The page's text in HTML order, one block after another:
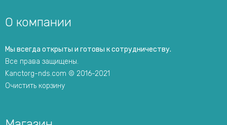
О компании
Мы всегда открыты и готовы к сотрудничеству.
Все права защищены.
Kanctorg-nds.com © 2016-2021
Очистить корзину